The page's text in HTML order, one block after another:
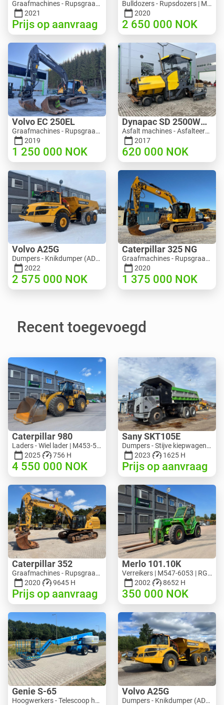
Graafmachines - Rupsgraafmachine | M816-4487 | 10356
2021
Prijs op aanvraag
Bulldozers - Rupsdozers | M354-6704 | 35056
2020
2 650 000 NOK
Volvo EC 250EL
Graafmachines - Rupsgraafmachine | M981-8871 | RGTR26024
2019
1 250 000 NOK
Dynapac SD 2500WS Asfaltutlegger
Asfalt machines - Asfalteermachines | M094-8272 | RGTR26011
2017
620 000 NOK
Volvo A25G
Dumpers - Knikdumper (ADT) | M453-2338 | RGTR25122
2022
2 575 000 NOK
Caterpillar 325 NG
Graafmachines - Rupsgraafmachine | M811-5335 | RGTR25093
2020
1 375 000 NOK
Recent toegevoegd
Caterpillar 980
Laders - Wiel lader | M453-5993 | RGTR26046
2025
756 H
4 550 000 NOK
Sany SKT105E
Dumpers - Stijve kiepwagen | M741-2838 | 25143
2023
1625 H
Prijs op aanvraag
Caterpillar 352
Graafmachines - Rupsgraafmachine | M728-6217 | RGTRNL26-10341
2020
9645 H
Prijs op aanvraag
Merlo 101.10K
Verreikers | M547-6053 | RGTR26052
2002
8652 H
350 000 NOK
Genie S-65
Hoogwerkers - Telescoop hoogwerker | M586-3845 | RGTRNL26491
Volvo A25G
Dumpers - Knikdumper (ADT) | M151-9001 | 2729